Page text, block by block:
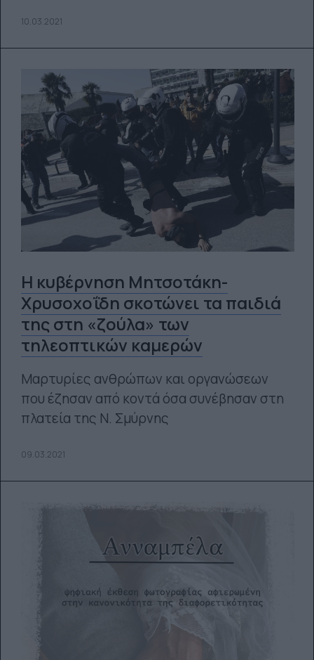
10.03.2021
Η κυβέρνηση Μητσοτάκη-
Χρυσοχοΐδη σκοτώνει τα παιδιά
της στη «ζούλα» των
τηλεοπτικών καμερών
Μαρτυρίες ανθρώπων και οργανώσεων
που έζησαν από κοντά όσα συνέβησαν στη
πλατεία της Ν. Σμύρνης
09.03.2021